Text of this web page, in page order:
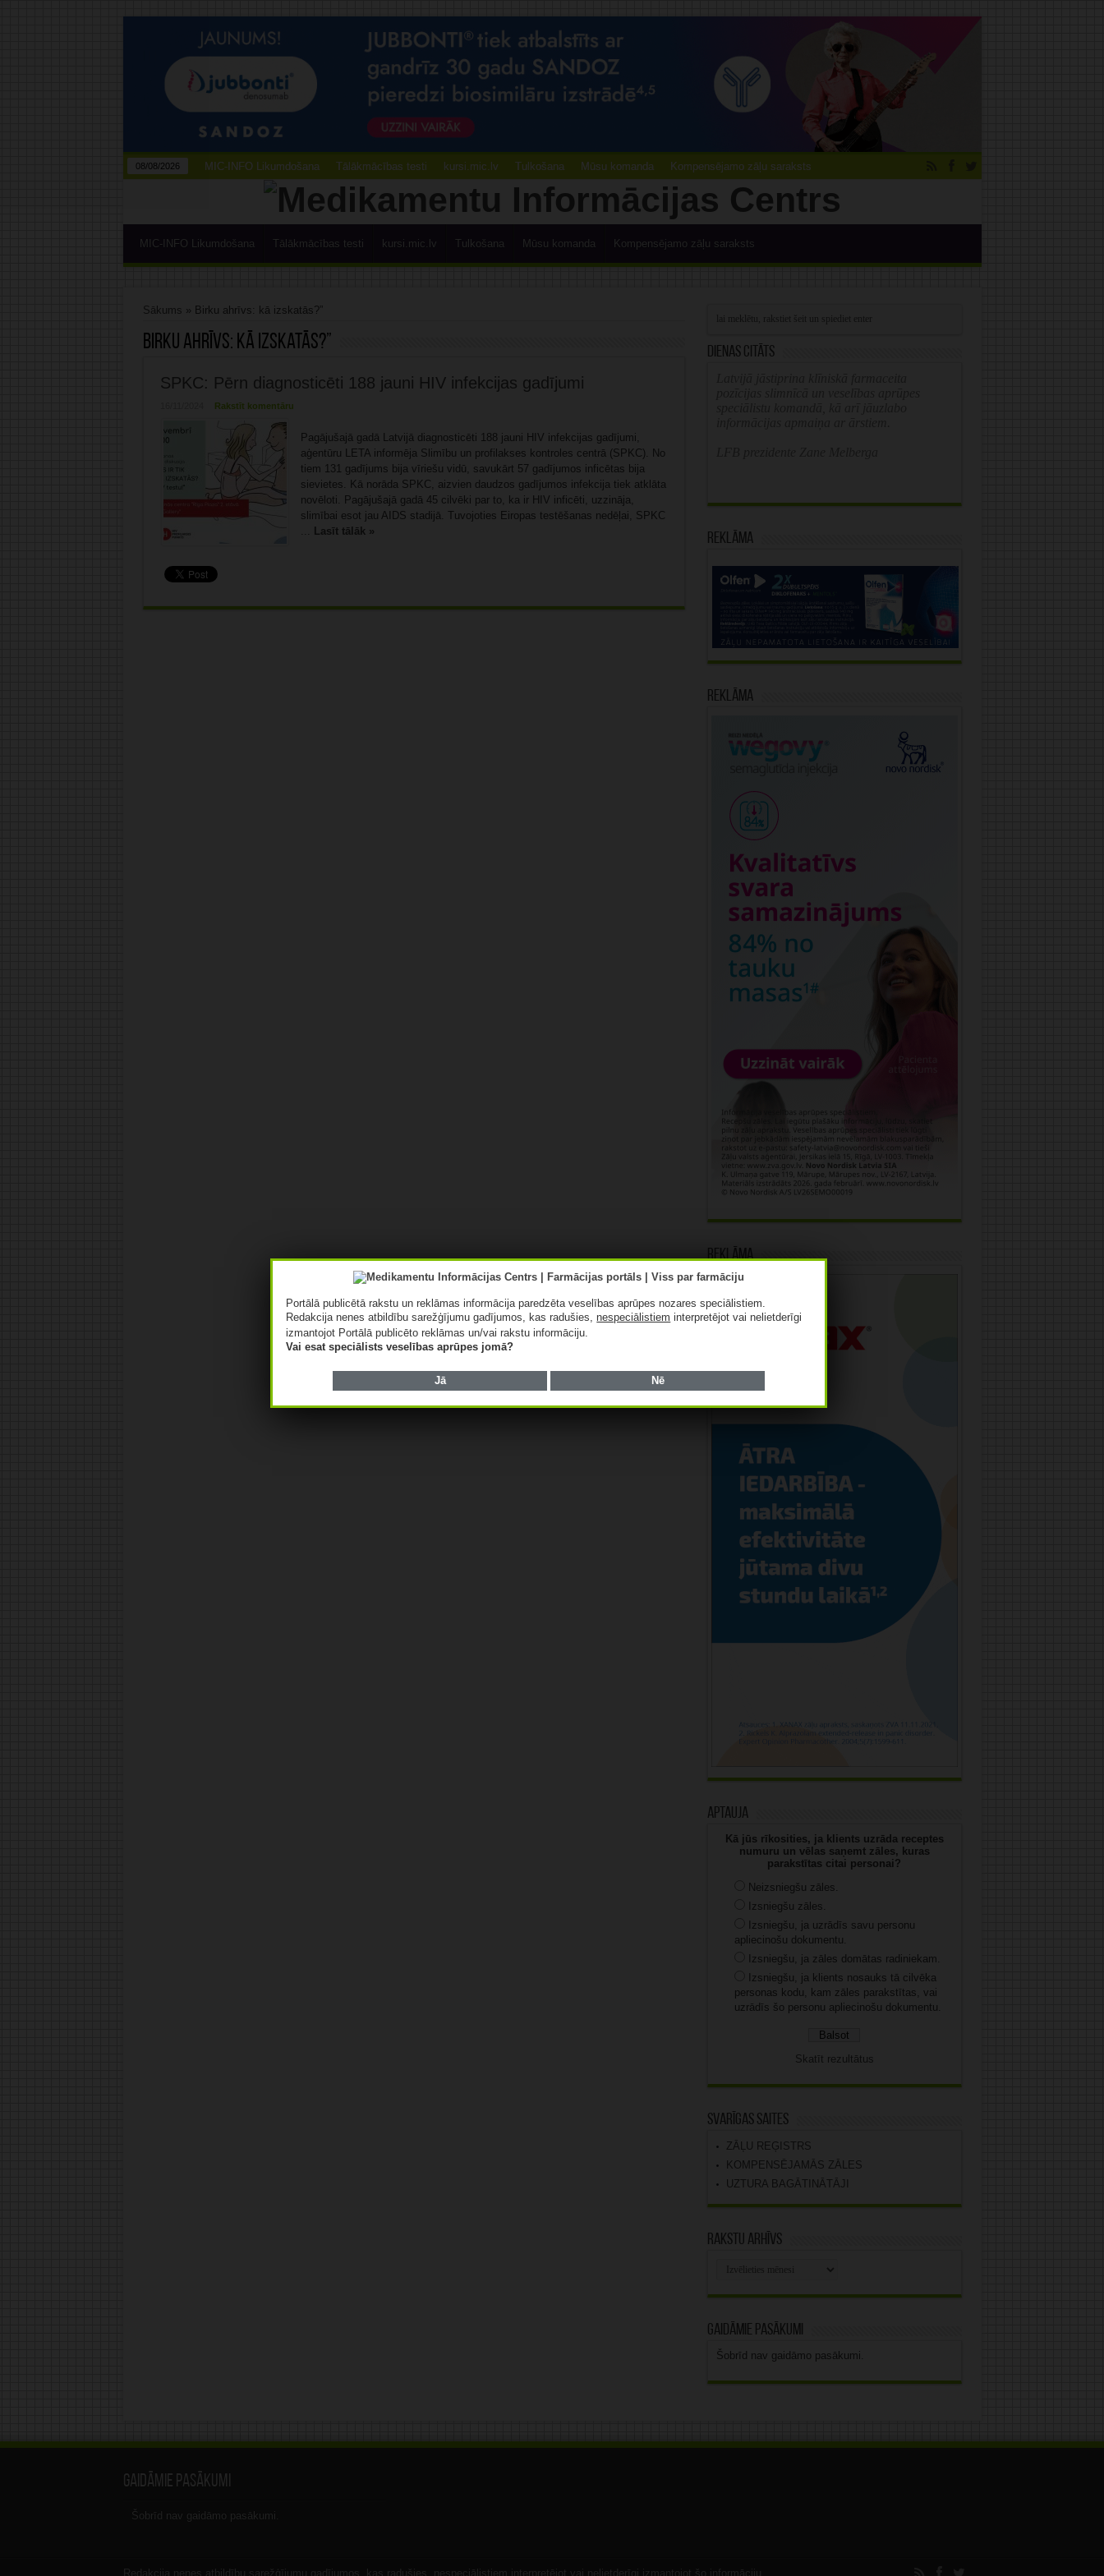
08/08/2026 MIC-INFO Likumdošana Tālākmācības testi kursi.mic.lv Tulkošana Mūsu komanda Kompensējamo zāļu saraksts
MIC-INFO Likumdošana Tālākmācības testi kursi.mic.lv Tulkošana Mūsu komanda Kompensējamo zāļu saraksts
Sākums » Birku ahrīvs: kā izskatās?”
Birku ahrīvs: kā izskatās?”
SPKC: Pērn diagnosticēti 188 jauni HIV infekcijas gadījumi
Rakstīt komentāru
Pagājušajā gadā Latvijā diagnosticēti 188 jauni HIV infekcijas gadījumi,
aģentūru LETA informēja Slimību un profilakses kontroles centrā (SPKC). No
tiem 131 gadījums bija vīriešu vidū, savukārt 57 gadījumos inficētas bija
sievietes. Kā norāda SPKC, aizvien daudzos gadījumos infekcija tiek atklāta
novēloti. Pagājušajā gadā 45 cilvēki par to, ka ir HIV inficēti, uzzināja,
slimībai esot jau AIDS stadijā. Tuvojoties Eiropas testēšanas nedēļai, SPKC
... Lasīt tālāk »
Dienas citāts
Reklāma
Reklāma
Reklāma
Aptauja
Kā jūs rīkosities, ja klients uzrāda receptes
numuru un vēlas saņemt zāles, kuras
parakstītas citai personai?
Neizsniegšu zāles.
Izsniegšu zāles.
Izsniegšu, ja uzrādīs savu personu
apliecinošu dokumentu.
Izsniegšu, ja zāles domātas radiniekam.
Izsniegšu, ja klients nosauks tā cilvēka
personas kodu, kam zāles parakstītas, vai
uzrādīs šo personu apliecinošu dokumentu.
Skatīt rezultātus
Svarīgas saites
ZĀĻU REĢISTRS
KOMPENSĒJAMĀS ZĀLES
UZTURA BAGĀTINĀTĀJI
Rakstu arhīvs
Gaidāmie pasākumi
Šobrīd nav gaidāmo pasākumi.
Gaidāmie pasākumi
Šobrīd nav gaidāmo pasākumi.
Redakcija nenes atbildību sarežģījumu gadījumos, kas radušies, nespeciālistiem interpretējot vai nelietderīgi izmantojot šo informāciju.
Portālā publicētā rakstu un reklāmas informācija paredzēta veselības aprūpes nozares speciālistiem.
Redakcija nenes atbildību sarežģījumu gadījumos, kas radušies,nespeciālistiem interpretējot vai nelietderīgi
izmantojot Portālā publicēto reklāmas un/vai rakstu informāciju.
Vai esat speciālists veselības aprūpes jomā?
Jā Nē